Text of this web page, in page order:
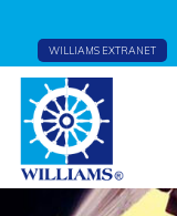
WILLIAMS EXTRANET